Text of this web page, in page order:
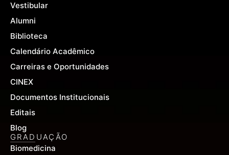
f
Vestibular
Alumni
Biblioteca
Calendário Acadêmico
Carreiras e Oportunidades
CINEX
Documentos Institucionais
Editais
Blog
GRADUAÇÃO
Biomedicina